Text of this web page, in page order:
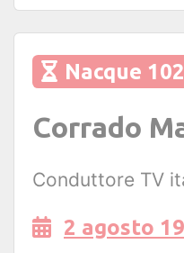
Nacque
Corrado
Conduttore TV
2 agosto